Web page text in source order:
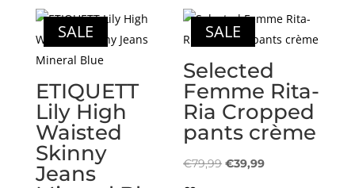
SALE
ETIQUETT
Lily High
Waisted
Skinny
Jeans
SALE
Selected
Femme Rita-
Ria Cropped
pants crème
€79,99 Oorspronkelijke
€39,99Huidige